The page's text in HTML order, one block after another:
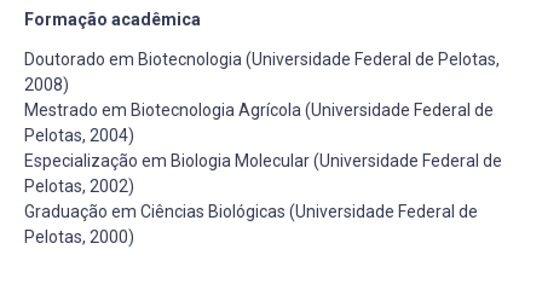
Formação acadêmica
Doutorado em Biotecnologia (Universidade Federal de Pelotas,
2008)
Mestrado em Biotecnologia Agrícola (Universidade Federal de
Pelotas, 2004)
Especialização em Biologia Molecular (Universidade Federal de
Pelotas, 2002)
Graduação em Ciências Biológicas (Universidade Federal de
Pelotas, 2000)